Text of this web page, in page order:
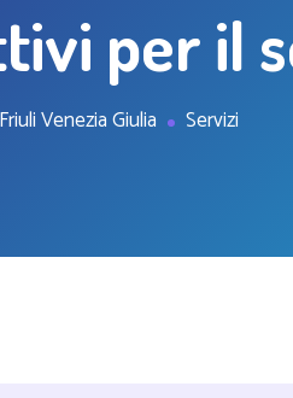
per il
Friuli Venezia Giulia Servizi